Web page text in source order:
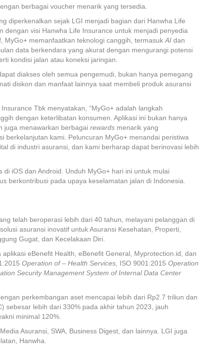
berbagai voucher menarik yang tersedia.
diperkenalkan sejak LGI menjadi bagian dari Hanwha Life
dengan visi Hanwha Life Insurance untuk menjadi penyedia
MyGo+ memanfaatkan teknologi canggih, termasukAI dan
data berkendara yang akurat dengan mengurangi potensi
kondisi jalan atau koneksi jaringan.
diakses oleh semua pengemudi, bukan hanya pemegang
diskon dan manfaat lainnya saat membeli produk asuransi
Tbk menyatakan, “MyGo+ adalah langkah
dengan keterlibatan konsumen. Aplikasi ini bukan hanya
juga menawarkan berbagai rewards menarik yang
berkelanjutan kami. Peluncuran MyGo+ menandai peristiwa
di industri asuransi, dan kami berharap dapat berinovasi lebih
iOS dan Android. Unduh MyGo+ hari ini untuk mulai
berkontribusi pada upaya keselamatan jalan di Indonesia.
telah beroperasi lebih dari 40 tahun, melayani pelanggan di
asuransi inovatif untuk Asuransi Kesehatan, Properti,
Gugat, dan Kecelakaan Diri.
eBenefit Health, eBenefit General, Myprotection.id, dan
Operation of – Health Services, ISO 9001:2015 Operation
Security Management System of Internal Data Center
perkembangan aset mencapai lebih dari Rp2.7 triliun dan
sebesar lebih dari 330% pada akhir tahun 2023, jauh
minimal 120%.
Asuransi, SWA, Business Digest, dan lainnya. LGI juga
Hanwha.